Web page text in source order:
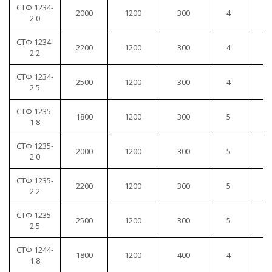
СТФ 1234-
2.0
2000 1200 300 4
СТФ 1234-
2.2
2200 1200 300 4
СТФ 1234-
2.5
2500 1200 300 4
СТФ 1235-
1.8
1800 1200 300 5
СТФ 1235-
2.0
2000 1200 300 5
СТФ 1235-
2.2
2200 1200 300 5
СТФ 1235-
2.5
2500 1200 300 5
СТФ 1244-
1.8
1800 1200 400 4